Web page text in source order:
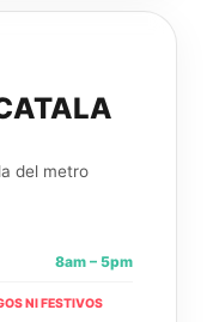
del metro
8am – 5pm
NI FESTIVOS